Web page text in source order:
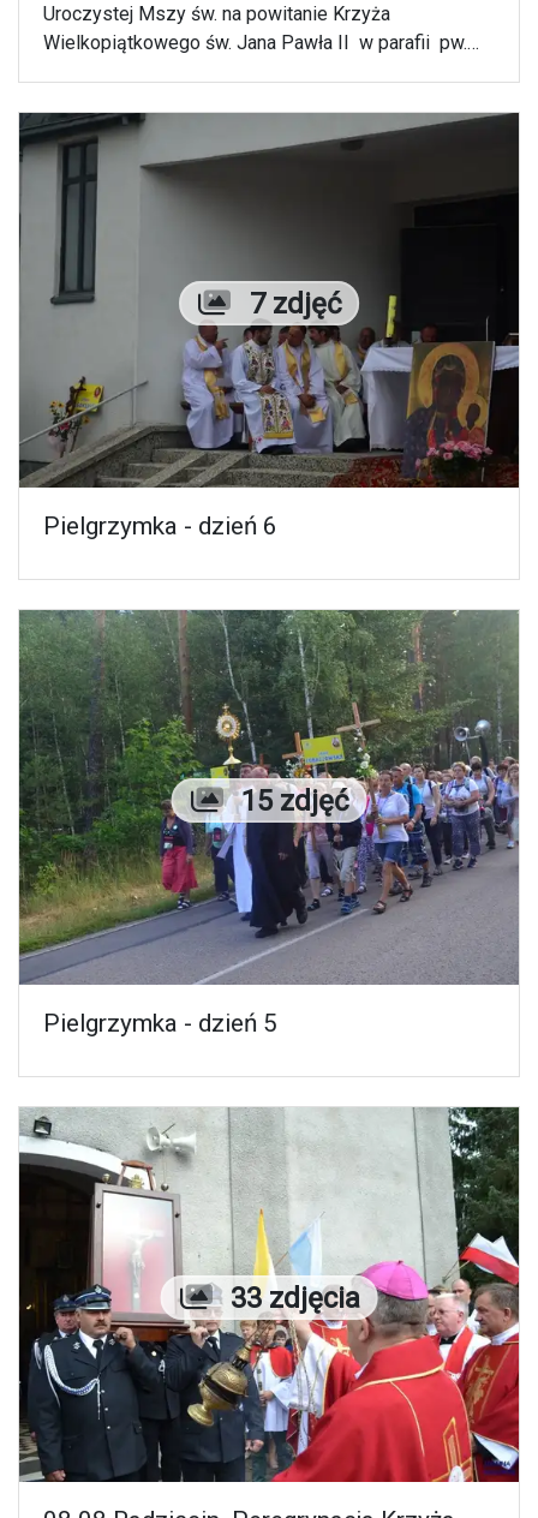
Uroczystej Mszy św. na powitanie Krzyża
Wielkopiątkowego św. Jana Pawła II w parafii pw.
który w jej trakcie udzielił blisko 40 osobom
sakramentu bierzmowania.
Liczba zdjęć
7 zdjęć
Pielgrzymka - dzień 6
Liczba zdjęć
15 zdjęć
Pielgrzymka - dzień 5
Liczba zdjęć
33 zdjęcia